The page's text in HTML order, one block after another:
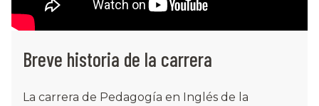
Breve historia de la carrera
La carrera de Pedagogía en Inglés de la